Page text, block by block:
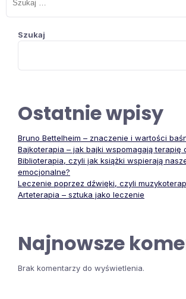
Szukaj
Ostatnie wpisy
Bruno Bettelheim – znaczenie i wartości
Bajkoterapia – jak bajki wspomagają terapię
Biblioterapia, czyli jak książki wspierają
emocjonalne?
Leczenie poprzez dźwięki, czyli
Arteterapia – sztuka jako leczenie
Najnowsze
Brak komentarzy do wyświetlenia.